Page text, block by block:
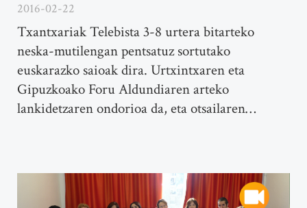
2016-02-22
Txantxariak Telebista 3-8 urtera bitarteko
neska-mutilengan pentsatuz sortutako
euskarazko saioak dira. Urtxintxaren eta
Gipuzkoako Foru Aldundiaren arteko
lankidetzaren ondorioa da, eta otsailaren…